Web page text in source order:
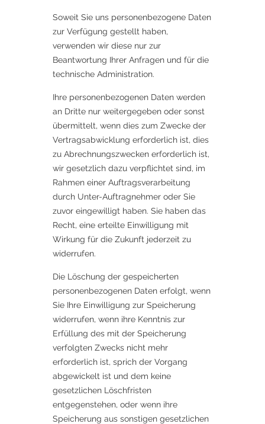
Soweit Sie uns personenbezogene Daten
zur Verfügung gestellt haben,
verwenden wir diese nur zur
Beantwortung Ihrer Anfragen und für die
technische Administration.
Ihre personenbezogenen Daten werden
an Dritte nur weitergegeben oder sonst
übermittelt, wenn dies zum Zwecke der
Vertragsabwicklung erforderlich ist, dies
zu Abrechnungszwecken erforderlich ist,
wir gesetzlich dazu verpflichtet sind, im
Rahmen einer Auftragsverarbeitung
durch Unter-Auftragnehmer oder Sie
zuvor eingewilligt haben. Sie haben das
Recht, eine erteilte Einwilligung mit
Wirkung für die Zukunft jederzeit zu
widerrufen.
Die Löschung der gespeicherten
personenbezogenen Daten erfolgt, wenn
Sie Ihre Einwilligung zur Speicherung
widerrufen, wenn ihre Kenntnis zur
Erfüllung des mit der Speicherung
verfolgten Zwecks nicht mehr
erforderlich ist, sprich der Vorgang
abgewickelt ist und dem keine
gesetzlichen Löschfristen
entgegenstehen, oder wenn ihre
Speicherung aus sonstigen gesetzlichen